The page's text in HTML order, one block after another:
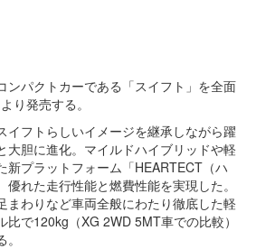
ンパクトカーである「スイフト」を全面
り発売する。
イフトらしいイメージを継承しながら躍
大胆に進化。マイルドハイブリッドや軽
新プラットフォーム「HEARTECT（ハ
れた走行性能と燃費性能を実現した。
まわりなど車両全般にわたり徹底した軽
で120kg（XG 2WD 5MT車での比較）